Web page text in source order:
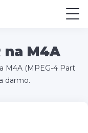
na M4A
M4A (MPEG-4 Part
darmo.